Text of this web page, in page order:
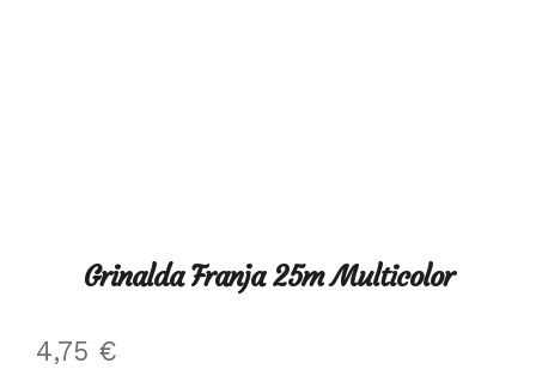
Grinalda Franja 25m Multicolor
4,75 €